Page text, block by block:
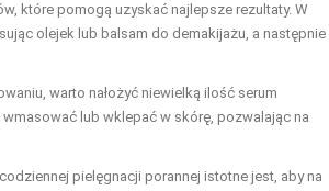
które pomogą uzyskać najlepsze rezultaty. W
olejek lub balsam do demakijażu, a następnie
warto nałożyć niewielką ilość serum
wmasować lub wklepać w skórę, pozwalając na
pielęgnacji porannej istotne jest, aby na